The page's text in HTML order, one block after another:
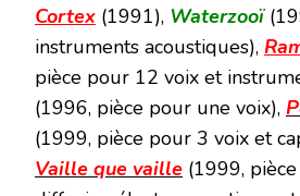
Cortex (1991), Waterzooï
instruments acoustiques),
pièce pour 12 voix et
(1996, pièce pour une voix), P
(1999, pièce pour 3 voix et
Vaille que vaille (1999,